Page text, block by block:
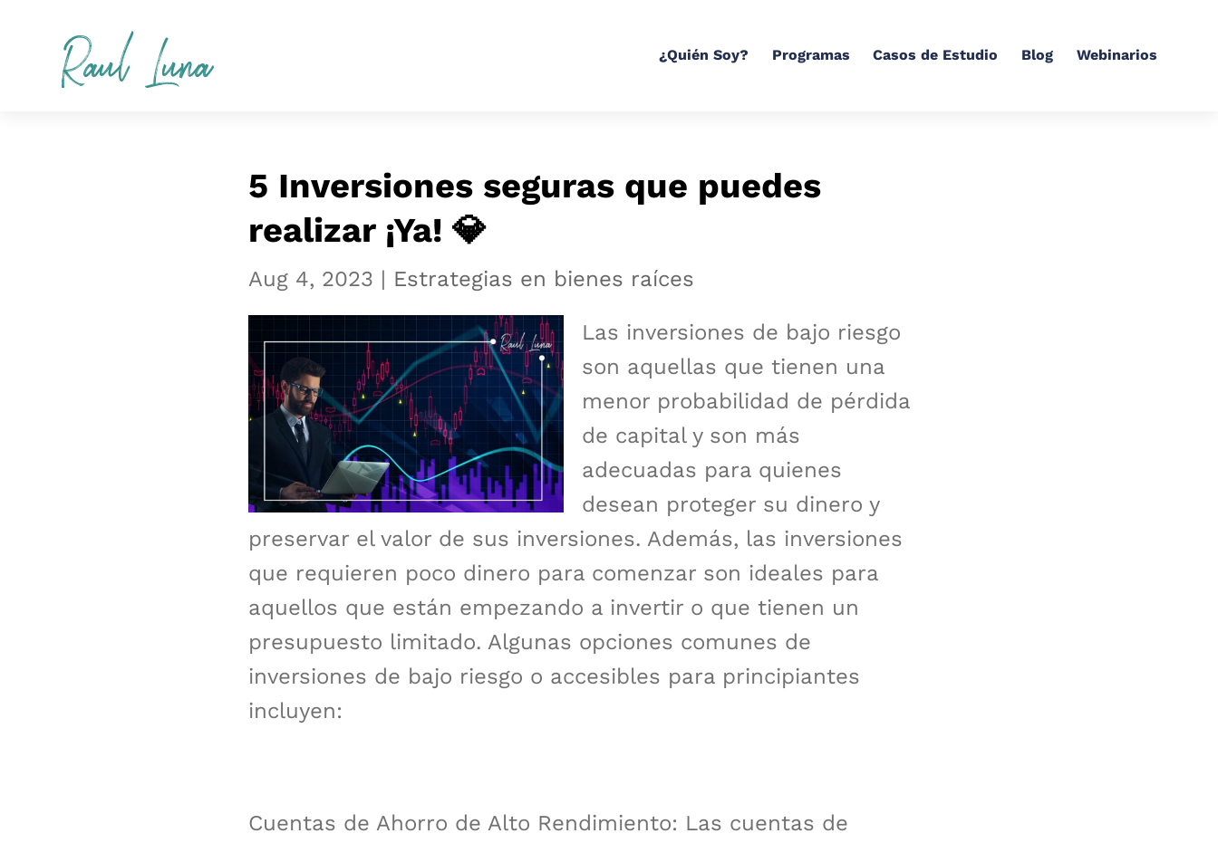
Raul Luna ¿Quién Soy? Programas Casos de Estudio Blog Webinarios
5 Inversiones seguras que puedes
realizar ¡Ya! 💎
Aug 4, 2023 | Estrategias en bienes raíces
Las inversiones de bajo riesgo
son aquellas que tienen una
menor probabilidad de pérdida
de capital y son más
adecuadas para quienes
desean proteger su dinero y
preservar el valor de sus inversiones. Además, las inversiones
que requieren poco dinero para comenzar son ideales para
aquellos que están empezando a invertir o que tienen un
presupuesto limitado. Algunas opciones comunes de
inversiones de bajo riesgo o accesibles para principiantes
incluyen:
Cuentas de Ahorro de Alto Rendimiento: Las cuentas de